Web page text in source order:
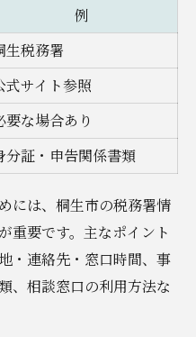
例
生税務署
式サイト参照
要な場合あり
分証・申告関係書類
には、桐生市の税務署情
重要です。主なポイント
・連絡先・窓口時間、事
、相談窓口の利用方法な